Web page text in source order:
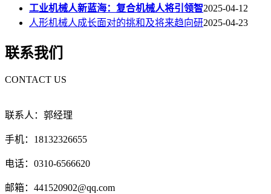
工业机械人新蓝海：复合机械人将引领智2025-04-12
人形机械人成长面对的挑和及将来趋向研2025-04-23
联系我们
CONTACT US
联系人：郭经理
手机：18132326655
电话：0310-6566620
邮箱：441520902@qq.com